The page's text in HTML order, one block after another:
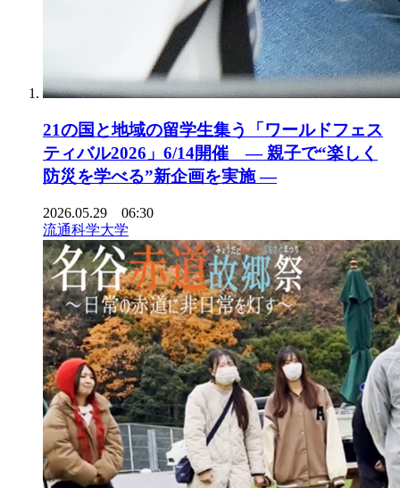
21の国と地域の留学生集う「ワールドフェス
ティバル2026」6/14開催 ― 親子で“楽しく
防災を学べる”新企画を実施 ―
2026.05.29 06:30
流通科学大学